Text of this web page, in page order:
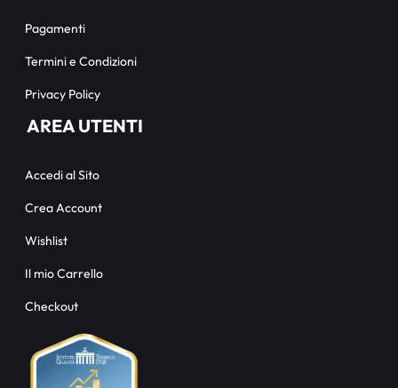
Pagamenti
Termini e Condizioni
Privacy Policy
AREA UTENTI
Accedi al Sito
Crea Account
Wishlist
Il mio Carrello
Checkout